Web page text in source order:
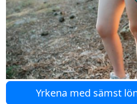
Yrkena med sämst